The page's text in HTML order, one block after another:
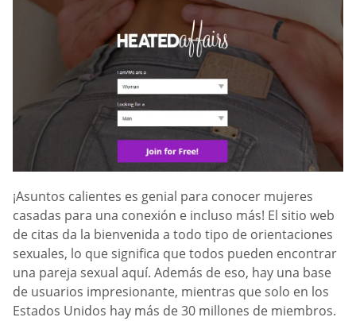
¡Asuntos calientes es genial para conocer mujeres
casadas para una conexión e incluso más! El sitio web
de citas da la bienvenida a todo tipo de orientaciones
sexuales, lo que significa que todos pueden encontrar
una pareja sexual aquí. Además de eso, hay una base
de usuarios impresionante, mientras que solo en los
Estados Unidos hay más de 30 millones de miembros.